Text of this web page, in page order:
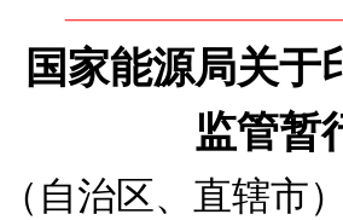
国家能源局关于
监管暂
自治区、直辖市